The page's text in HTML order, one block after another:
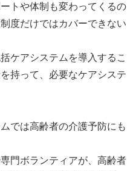
トや体制も変わってくるの
度だけではカバーできない
ケアシステムを導入するこ
持って、必要なケアシステ
では高齢者の介護予防にも
門ボランティアが、高齢者